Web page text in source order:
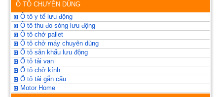
Ô TÔ CHUYÊN DÙNG
Ô tô y tế lưu động
Ô tô thu đo sóng lưu động
Ô tô chở pallet
Ô tô chở máy chuyên dùng
Ô tô sân khấu lưu động
Ô tô tải van
Ô tô chở kính
Ô tô tải gắn cẩu
Motor Home